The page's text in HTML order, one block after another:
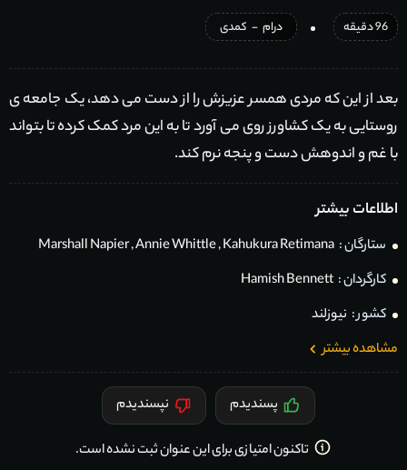
96 دقیقه درام - کمدی
بعد از این که مردی همسر عزیزش را از دست می دهد، یک جامعه ی
روستایی به یک کشاورز روی می آورد تا به این مرد کمک کرده تا بتواند
با غم و اندوهش دست و پنجه نرم کند.
اطلاعات بیشتر
ستارگان : Marshall Napier,Annie Whittle,Kahukura Retimana
کارگردان : Hamish Bennett
کشور : نیوزلند
مشاهده بیشتر
پسندیدم نپسندیدم
تاکنون امتیازی برای این عنوان ثبت نشده است.